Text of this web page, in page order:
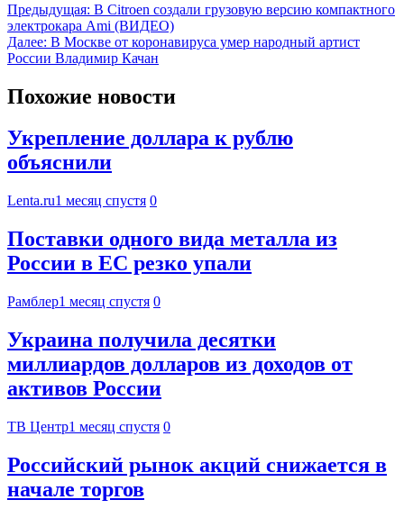
Предыдущая: В Citroen создали грузовую версию компактного
электрокара Ami (ВИДЕО)
Далее: В Москве от коронавируса умер народный артист
России Владимир Качан
Похожие новости
Укрепление доллара к рублю
объяснили
Lenta.ru1 месяц спустя 0
Поставки одного вида металла из
России в ЕС резко упали
Рамблер1 месяц спустя 0
Украина получила десятки
миллиардов долларов из доходов от
активов России
ТВ Центр1 месяц спустя 0
Российский рынок акций снижается в
начале торгов